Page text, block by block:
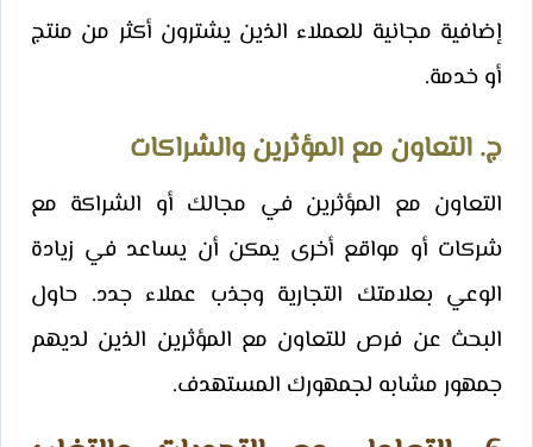
إضافية مجانية للعملاء الذين يشترون أكثر من منتج
أو خدمة.
ج. التعاون مع المؤثرين والشراكات
التعاون مع المؤثرين في مجالك أو الشراكة مع
شركات أو مواقع أخرى يمكن أن يساعد في زيادة
الوعي بعلامتك التجارية وجذب عملاء جدد. حاول
البحث عن فرص للتعاون مع المؤثرين الذين لديهم
جمهور مشابه لجمهورك المستهدف.